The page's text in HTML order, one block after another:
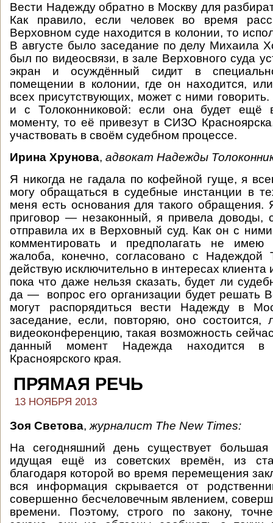
Вести Надежду обратно в Москву для
Как правило, если человек во время
Верховном суде находится в колонии, то
В августе было заседание по делу Михаила
был по видеосвязи, в зале Верховного суда
экран и осуждённый сидит в
помещении в колонии, где он находится,
всех присутствующих, может с ними говорить.
и с Толоконниковой: если она будет ещё
моменту, то её привезут в СИЗО
участвовать в своём судебном процессе.
Ирина Хрунова, адвокат Надежды
Я никогда не гадала по кофейной гуще, я
могу обращаться в судебные инстанции в
меня есть основания для такого обращения.
приговор — незаконный, я привела доводы,
отправила их в Верховный суд. Как он с
комментировать и предполагать не
жалоба, конечно, согласовано с Надеждой
действую исключительно в интересах клиента
пока что даже нельзя сказать, будет ли
да — вопрос его организации будет решать
могут распорядиться вести Надежду в
заседание, если, повторяю, оно состоится,
видеоконференцию, такая возможность
данный момент Надежда находится
Красноярского края.
ПРЯМАЯ РЕЧЬ
13 НОЯБРЯ 2013
Зоя Светова, журналист The New Times:
На сегодняшний день существует
идущая ещё из советских времён, из
благодаря которой во время перемещения
вся информация скрывается от
совершенно бесчеловечным явлением,
времени. Поэтому, строго по закону,